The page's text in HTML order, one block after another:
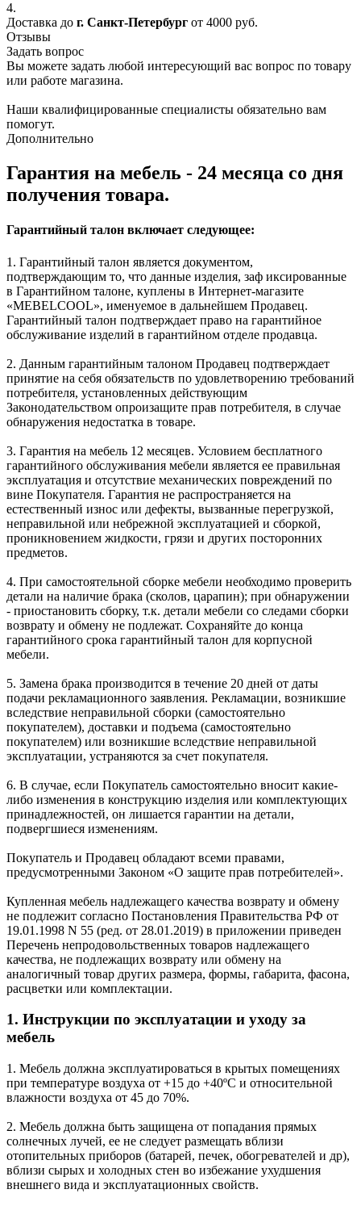
4.
Доставка до г. Санкт-Петербург от 4000 руб.
Отзывы
Задать вопрос
Вы можете задать любой интересующий вас вопрос по товару
или работе магазина.
Наши квалифицированные специалисты обязательно вам
помогут.
Дополнительно
Гарантия на мебель - 24 месяца со дня
получения товара.
Гарантийный талон включает следующее:
1. Гарантийный талон является документом,
подтверждающим то, что данные изделия, заф иксированные
в Гарантийном талоне, куплены в Интернет-магазите
«MEBELCOOL», именуемое в дальнейшем Продавец.
Гарантийный талон подтверждает право на гарантийное
обслуживание изделий в гарантийном отделе продавца.
2. Данным гарантийным талоном Продавец подтверждает
принятие на себя обязательств по удовлетворению требований
потребителя, установленных действующим
Законодательством опроизащите прав потребителя, в случае
обнаружения недостатка в товаре.
3. Гарантия на мебель 12 месяцев. Условием бесплатного
гарантийного обслуживания мебели является ее правильная
эксплуатация и отсутствие механических повреждений по
вине Покупателя. Гарантия не распространяется на
естественный износ или дефекты, вызванные перегрузкой,
неправильной или небрежной эксплуатацией и сборкой,
проникновением жидкости, грязи и других посторонних
предметов.
4. При самостоятельной сборке мебели необходимо проверить
детали на наличие брака (сколов, царапин); при обнаружении
- приостановить сборку, т.к. детали мебели со следами сборки
возврату и обмену не подлежат. Сохраняйте до конца
гарантийного срока гарантийный талон для корпусной
мебели.
5. Замена брака производится в течение 20 дней от даты
подачи рекламационного заявления. Рекламации, возникшие
вследствие неправильной сборки (самостоятельно
покупателем), доставки и подъема (самостоятельно
покупателем) или возникшие вследствие неправильной
эксплуатации, устраняются за счет покупателя.
6. В случае, если Покупатель самостоятельно вносит какие-
либо изменения в конструкцию изделия или комплектующих
принадлежностей, он лишается гарантии на детали,
подвергшиеся изменениям.
Покупатель и Продавец обладают всеми правами,
предусмотренными Законом «О защите прав потребителей».
Купленная мебель надлежащего качества возврату и обмену
не подлежит согласно Постановления Правительства РФ от
19.01.1998 N 55 (ред. от 28.01.2019) в приложении приведен
Перечень непродовольственных товаров надлежащего
качества, не подлежащих возврату или обмену на
аналогичный товар других размера, формы, габарита, фасона,
расцветки или комплектации.
1. Инструкции по эксплуатации и уходу за
мебель
1. Мебель должна эксплуатироваться в крытых помещениях
при температуре воздуха от +15 до +40ºС и относительной
влажности воздуха от 45 до 70%.
2. Мебель должна быть защищена от попадания прямых
солнечных лучей, ее не следует размещать вблизи
отопительных приборов (батарей, печек, обогревателей и др),
вблизи сырых и холодных стен во избежание ухудшения
внешнего вида и эксплуатационных свойств.